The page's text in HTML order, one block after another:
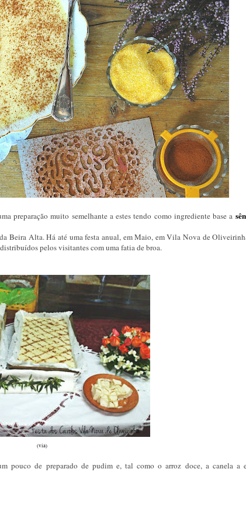
preparação muito semelhante a estes tendo como ingrediente base a
Beira Alta. Há até uma festa anual, em Maio, em Vila Nova de
pelos visitantes com uma fatia de broa.
(via)
pouco de preparado de pudim e, tal como o arroz doce, a canela a